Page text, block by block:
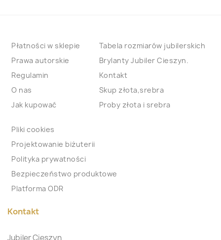
Płatności w sklepie
Prawa autorskie
Regulamin
O nas
Jak kupować
Tabela rozmiarów jubilerskich
Brylanty Jubiler Cieszyn.
Kontakt
Skup złota,srebra
Proby złota i srebra
Pliki cookies
Projektowanie biżuterii
Polityka prywatności
Bezpieczeństwo produktowe
Platforma ODR
Kontakt
Jubiler Cieszyn